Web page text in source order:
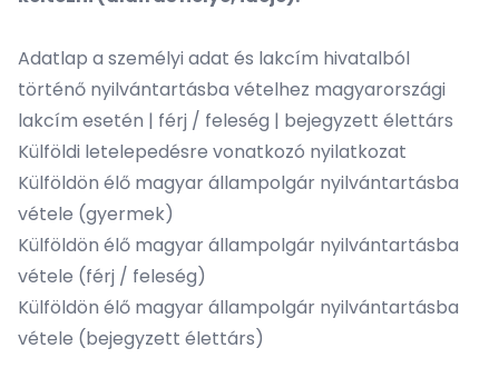
Adatlap a személyi adat és lakcím hivatalból
történő nyilvántartásba vételhez magyarországi
lakcím esetén | férj / feleség | bejegyzett élettárs
Külföldi letelepedésre vonatkozó nyilatkozat
Külföldön élő magyar állampolgár nyilvántartásba
vétele (gyermek)
Külföldön élő magyar állampolgár nyilvántartásba
vétele (férj / feleség)
Külföldön élő magyar állampolgár nyilvántartásba
vétele (bejegyzett élettárs)